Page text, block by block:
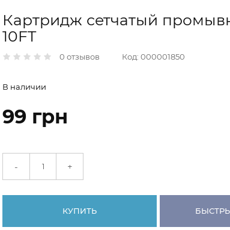
Картридж сетчатый
10FT
0 отзывов Код: 000001850
В наличии
99 грн
- +
КУПИТЬ